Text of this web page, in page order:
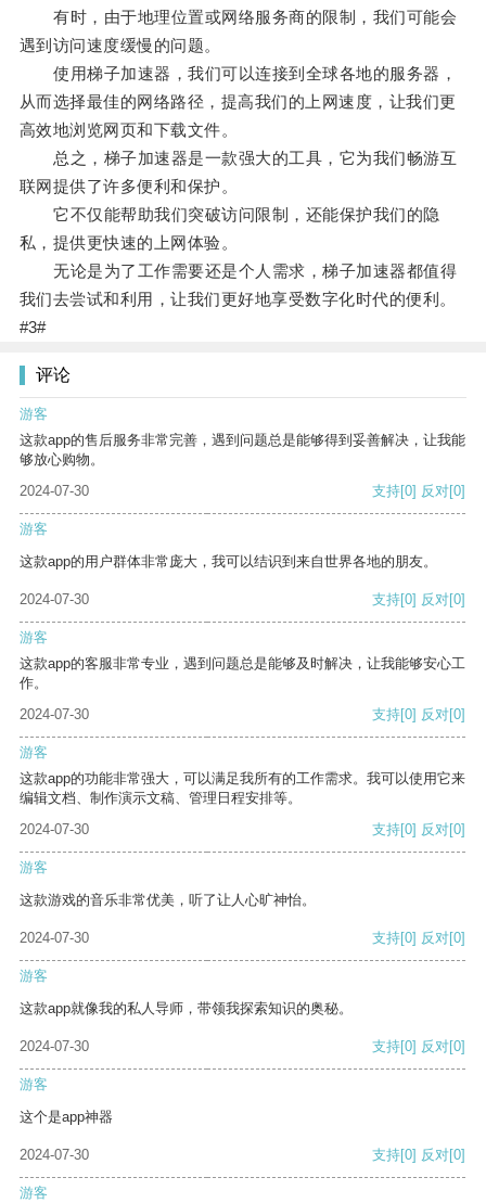
有时，由于地理位置或网络服务商的限制，我们可能会
遇到访问速度缓慢的问题。
使用梯子加速器，我们可以连接到全球各地的服务器，
从而选择最佳的网络路径，提高我们的上网速度，让我们更
高效地浏览网页和下载文件。
总之，梯子加速器是一款强大的工具，它为我们畅游互
联网提供了许多便利和保护。
它不仅能帮助我们突破访问限制，还能保护我们的隐
私，提供更快速的上网体验。
无论是为了工作需要还是个人需求，梯子加速器都值得
我们去尝试和利用，让我们更好地享受数字化时代的便利。
#3#
评论
游客
这款app的售后服务非常完善，遇到问题总是能够得到妥善解决，让我能
够放心购物。
2024-07-30
支持[0] 反对[0]
游客
这款app的用户群体非常庞大，我可以结识到来自世界各地的朋友。
2024-07-30 支持[0] 反对[0]
游客
这款app的客服非常专业，遇到问题总是能够及时解决，让我能够安心工
作。
2024-07-30
支持[0] 反对[0]
游客
这款app的功能非常强大，可以满足我所有的工作需求。我可以使用它来
编辑文档、制作演示文稿、管理日程安排等。
2024-07-30
支持[0] 反对[0]
游客
这款游戏的音乐非常优美，听了让人心旷神怡。
2024-07-30 支持[0] 反对[0]
游客
这款app就像我的私人导师，带领我探索知识的奥秘。
2024-07-30 支持[0] 反对[0]
游客
这个是app神器
2024-07-30 支持[0] 反对[0]
游客